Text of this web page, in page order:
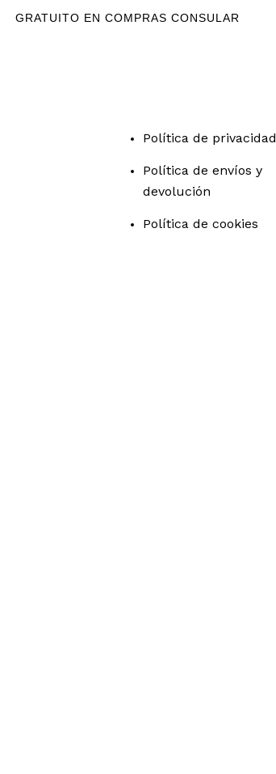
GRATUITO EN COMPRAS CONSULAR
Política de privacidad
Política de envíos y
devolución
Política de cookies